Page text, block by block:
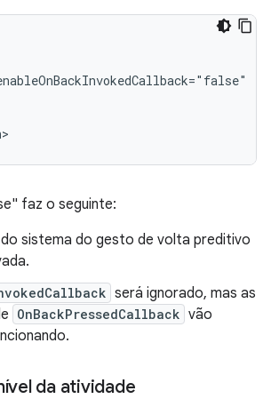
faz o seguinte:
sistema do gesto de volta preditivo
será ignorado, mas as
OnBackPressedCallback vão
da atividade